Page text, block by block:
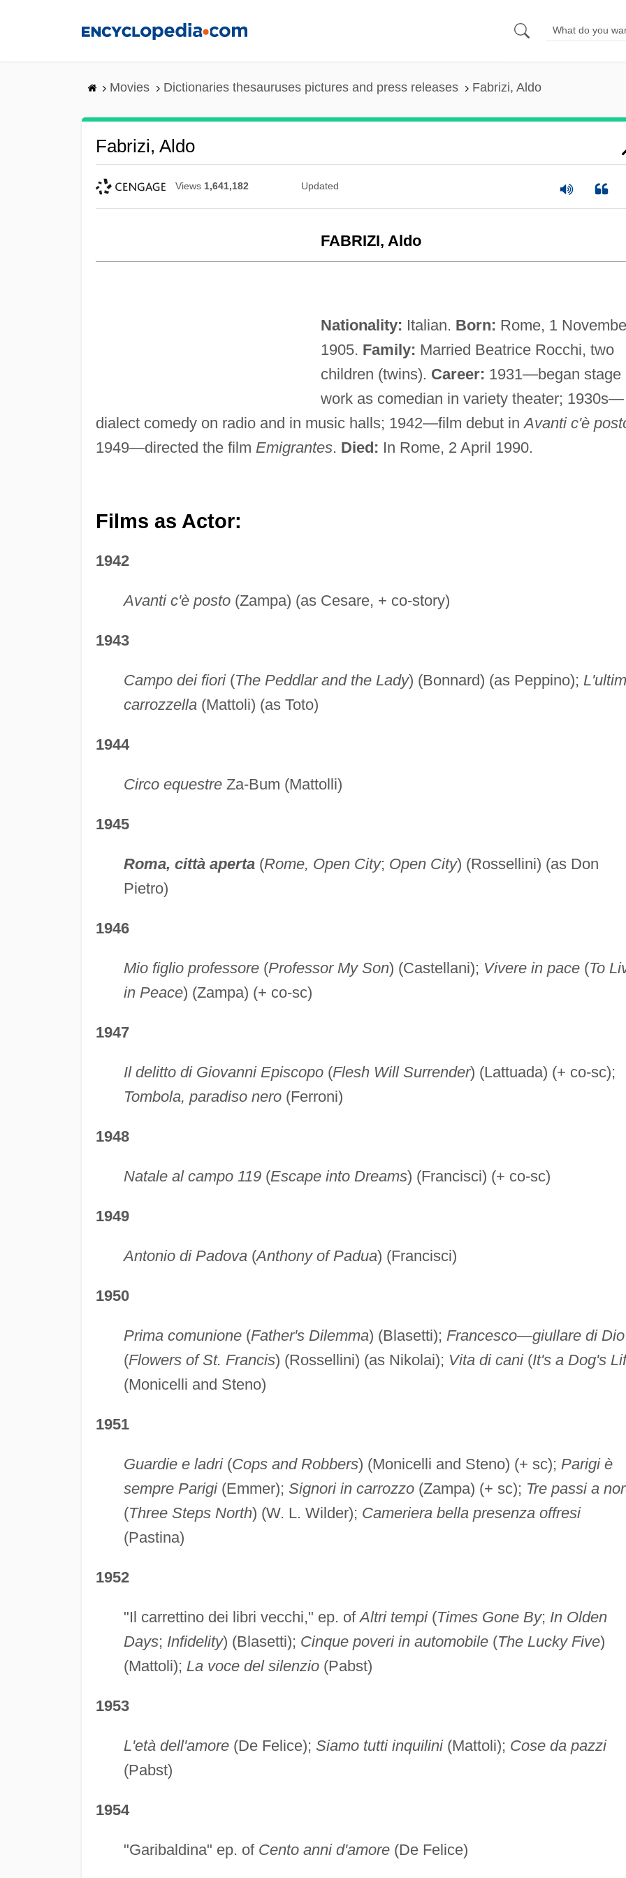
Movies Dictionaries thesauruses pictures and press releases Fabrizi, Aldo
Fabrizi, Aldo
Views 1,641,182 Updated
FABRIZI, Aldo
Nationality: Italian. Born: Rome, 1
1905. Family: Married Beatrice Rocchi, two
children (twins). Career: 1931—began stage
work as comedian in variety theater; 1930s—
dialect comedy on radio and in music halls; 1942—film debut inAvanti c'è
1949—directed the film Emigrantes. Died: In Rome, 2 April 1990.
Films as Actor:
1942
Avanti c'è posto(Zampa) (as Cesare, + co-story)
1943
Campo dei fiori(The Peddlar and the Lady) (Bonnard) (as Peppino);
carrozzella(Mattoli) (as Toto)
1944
Circo equestreZa-Bum (Mattolli)
1945
Roma, città aperta (Rome, Open City; Open City) (Rossellini) (as Don
Pietro)
1946
Mio figlio professore(Professor My Son) (Castellani); Vivere in pace(To
in Peace) (Zampa) (+ co-sc)
1947
Il delitto di Giovanni Episcopo(Flesh Will Surrender) (Lattuada) (+ co-sc);
Tombola, paradiso nero(Ferroni)
1948
Natale al campo 119(Escape into Dreams) (Francisci) (+ co-sc)
1949
Antonio di Padova(Anthony of Padua) (Francisci)
1950
Prima comunione(Father's Dilemma) (Blasetti); Francesco—giullare di Dio
(Flowers of St. Francis) (Rossellini) (as Nikolai); Vita di cani(It's a Dog's
(Monicelli and Steno)
1951
Guardie e ladri(Cops and Robbers) (Monicelli and Steno) (+ sc); Parigi è
sempre Parigi(Emmer); Signori in carrozzo(Zampa) (+ sc); Tre passi a
(Three Steps North) (W. L. Wilder); Cameriera bella presenza offresi
(Pastina)
1952
"Il carrettino dei libri vecchi," ep. ofAltri tempi(Times Gone By; In Olden
Days; Infidelity) (Blasetti); Cinque poveri in automobile(The Lucky Five)
(Mattoli); La voce del silenzio(Pabst)
1953
L'età dell'amore(De Felice); Siamo tutti inquilini(Mattoli); Cose da pazzi
(Pabst)
1954
"Garibaldina" ep. of Cento anni d'amore(De Felice)